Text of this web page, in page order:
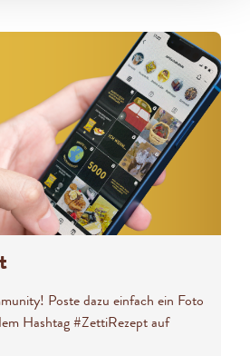
Poste dazu einfach ein Foto
Hashtag #ZettiRezept auf